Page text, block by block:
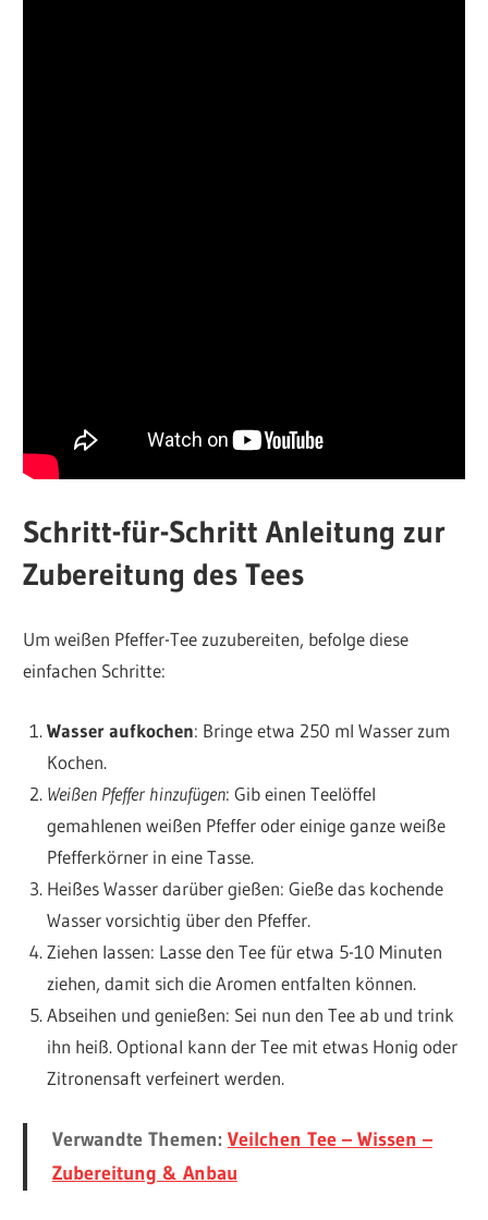
Schritt-für-Schritt Anleitung zur
Zubereitung des Tees
Um weißen Pfeffer-Tee zuzubereiten, befolge diese
einfachen Schritte:
Wasser aufkochen: Bringe etwa 250 ml Wasser zum
Kochen.
Weißen Pfeffer hinzufügen: Gib einen Teelöffel
gemahlenen weißen Pfeffer oder einige ganze weiße
Pfefferkörner in eine Tasse.
Heißes Wasser darüber gießen: Gieße das kochende
Wasser vorsichtig über den Pfeffer.
Ziehen lassen: Lasse den Tee für etwa 5-10 Minuten
ziehen, damit sich die Aromen entfalten können.
Abseihen und genießen: Sei nun den Tee ab und trink
ihn heiß. Optional kann der Tee mit etwas Honig oder
Zitronensaft verfeinert werden.
Verwandte Themen: Veilchen Tee – Wissen –
Zubereitung & Anbau